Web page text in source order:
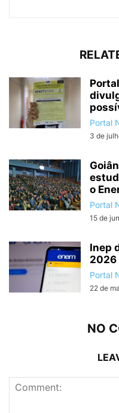
Portal
3 de
o
Portal
15 de
Inep
2026
Portal
22 de
NO